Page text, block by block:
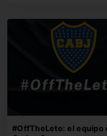
#OffTheLeto: el equipo